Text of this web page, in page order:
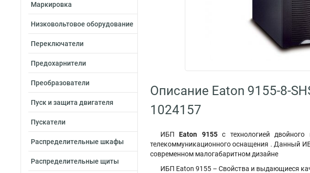
Маркировка
Низковольтовое оборудование
Переключатели
Предохарнители
Преобразователи
Пуск и защита двигателя
Пускатели
Распределительные шкафы
Распределительные щиты
Описание Eaton 9155-8-
1024157
ИБПEaton 9155с технологией двойного
телекоммуникационного оснащения . Данный
современном малогабаритном дизайне
ИБП Eaton 9155 – Свойства и выдающиеся